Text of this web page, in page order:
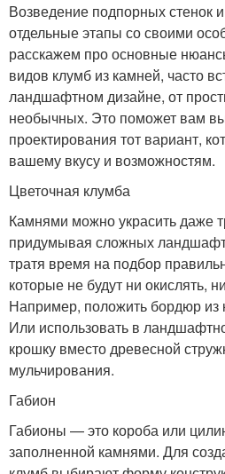
Возведение подпорных стенок
отдельные этапы со своими
расскажем про основные
видов клумб из камней, часто
ландшафтном дизайне, от
необычных. Это поможет вам
проектирования тот вариант,
вашему вкусу и возможностям.
Цветочная клумба
Камнями можно украсить даже
придумывая сложных
тратя время на подбор
которые не будут ни окислять,
Например, положить бордюр из
Или использовать в
крошку вместо древесной
мульчирования.
Габион
Габионы — это короба или
заполненной камнями. Для